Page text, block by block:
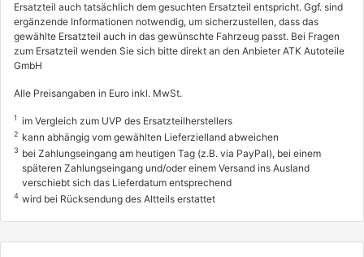
Ersatzteil auch tatsächlich dem gesuchten Ersatzteil entspricht. Ggf. sind
ergänzende Informationen notwendig, um sicherzustellen, dass das
gewählte Ersatzteil auch in das gewünschte Fahrzeug passt. Bei Fragen
zum Ersatzteil wenden Sie sich bitte direkt an den Anbieter ATK Autoteile
GmbH
Alle Preisangaben in Euro inkl. MwSt.
1 im Vergleich zum UVP des Ersatzteilherstellers
2 kann abhängig vom gewählten Lieferzielland abweichen
3 bei Zahlungseingang am heutigen Tag (z.B. via PayPal), bei einem
späteren Zahlungseingang und/oder einem Versand ins Ausland
verschiebt sich das Lieferdatum entsprechend
4 wird bei Rücksendung des Altteils erstattet